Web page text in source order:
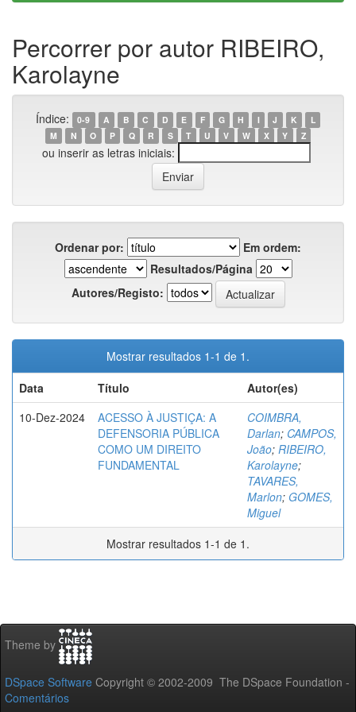
Percorrer por autor RIBEIRO,
Karolayne
Índice: 0-9 A B C D E F G H I J K
L
M
N O P Q R S T U V W X Y Z
ou inserir as letras iniciais:
Ordenar por:
Em ordem:
Resultados/Página
Autores/Registo:
Mostrar resultados 1-1 de 1.
Data
Título
Autor(es)
10-Dez-2024
ACESSO À JUSTIÇA: A
DEFENSORIA PÚBLICA
COMO UM DIREITO
FUNDAMENTAL
COIMBRA,
Darlan; CAMPOS,
João; RIBEIRO,
Karolayne;
TAVARES,
Marlon; GOMES,
Miguel
Mostrar resultados 1-1 de 1.
Theme by
DSpace Software Copyright © 2002-2009 The DSpace Foundation -
Comentários